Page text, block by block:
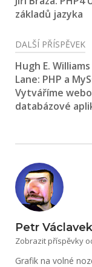
příspěvek
základů jazyka
DALŠÍ PŘÍSPĚVEK
Hugh E.
Lane: PHP a
Vytváříme
databázové
Petr Václavek
Zobrazit příspěvky
Grafik na volné